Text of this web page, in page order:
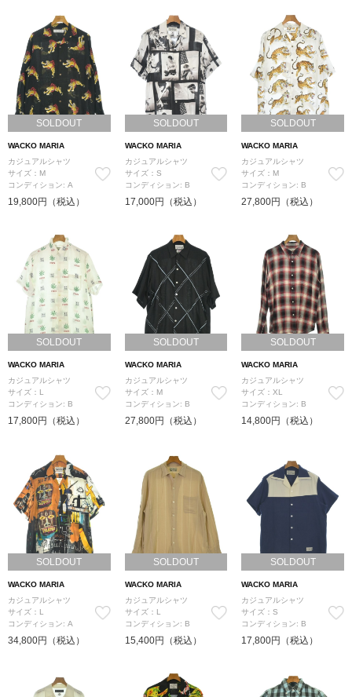
SOLDOUT
WACKO MARIA
カジュアルシャツ
サイズ：M
コンディション: A
19,800円（税込）
SOLDOUT
WACKO MARIA
カジュアルシャツ
サイズ：S
コンディション: B
17,000円（税込）
SOLDOUT
WACKO MARIA
カジュアルシャツ
サイズ：M
コンディション: B
27,800円（税込）
SOLDOUT
WACKO MARIA
カジュアルシャツ
サイズ：L
コンディション: B
17,800円（税込）
SOLDOUT
WACKO MARIA
カジュアルシャツ
サイズ：M
コンディション: B
27,800円（税込）
SOLDOUT
WACKO MARIA
カジュアルシャツ
サイズ：XL
コンディション: B
14,800円（税込）
SOLDOUT
WACKO MARIA
カジュアルシャツ
サイズ：L
コンディション: A
34,800円（税込）
SOLDOUT
WACKO MARIA
カジュアルシャツ
サイズ：L
コンディション: B
15,400円（税込）
SOLDOUT
WACKO MARIA
カジュアルシャツ
サイズ：S
コンディション: B
17,800円（税込）